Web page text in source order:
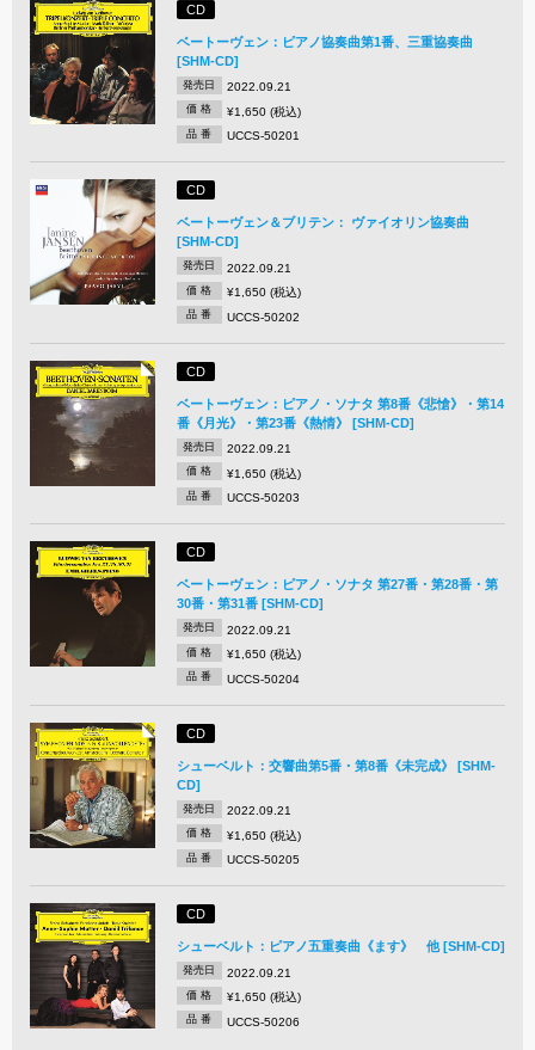
CD
ベートーヴェン：ピアノ協奏曲第1番、三重協奏曲
[SHM-CD]
発売日 2022.09.21
価 格 ¥1,650 (税込)
品 番 UCCS-50201
CD
ベートーヴェン＆ブリテン： ヴァイオリン協奏曲
[SHM-CD]
発売日 2022.09.21
価 格 ¥1,650 (税込)
品 番 UCCS-50202
CD
ベートーヴェン：ピアノ・ソナタ 第8番《悲愴》・第14
番《月光》・第23番《熱情》 [SHM-CD]
発売日 2022.09.21
価 格 ¥1,650 (税込)
品 番 UCCS-50203
CD
ベートーヴェン：ピアノ・ソナタ 第27番・第28番・第
30番・第31番 [SHM-CD]
発売日 2022.09.21
価 格 ¥1,650 (税込)
品 番 UCCS-50204
CD
シューベルト：交響曲第5番・第8番《未完成》 [SHM-
CD]
発売日 2022.09.21
価 格 ¥1,650 (税込)
品 番 UCCS-50205
CD
シューベルト：ピアノ五重奏曲《ます》 他 [SHM-CD]
発売日 2022.09.21
価 格 ¥1,650 (税込)
品 番 UCCS-50206